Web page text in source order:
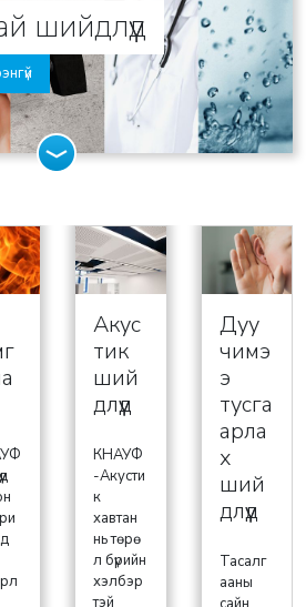
шийдлүүд
Акус
тик
ший
длүүд
КНАУФ
-Акусти
к
хавтан
нь төрө
л бүрийн
хэлбэр
тэй
Дуу
чимэ
э
тусга
арла
х
ший
длүүд
Тасалг
ааны